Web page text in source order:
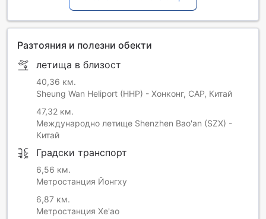
Разтояния и полезни обекти
летища в близост
40,36 км.
Sheung Wan Heliport (HHP) - Хонконг, САР, Китай
47,32 км.
Международно летище Shenzhen Bao'an (SZX) -
Китай
Градски транспорт
6,56 км.
Метростанция Йонгху
6,87 км.
Метростанция Хе'ао